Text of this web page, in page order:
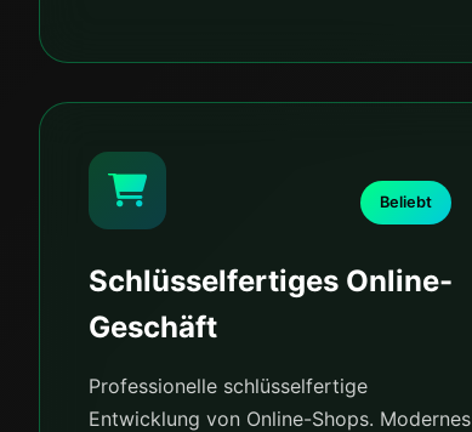
Beliebt
Schlüsselfertiges Online-
Geschäft
Professionelle schlüsselfertige
Entwicklung von Online-Shops. Modernes